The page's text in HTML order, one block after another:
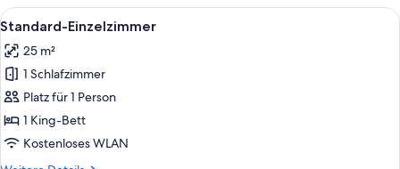
Alle
Fotos
für
Standard-
Einzelzimmer
anzeigen
Ein Frühstückstisch mit Blick auf die
5
Standard-Einzelzimmer
25 m²
1 Schlafzimmer
Platz für 1 Person
1 King-Bett
Kostenloses WLAN